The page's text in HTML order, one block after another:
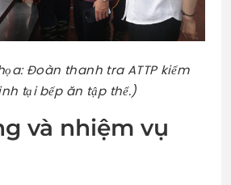
Đoàn thanh tra ATTP kiểm
tại bếp ăn tập thể.)
và nhiệm vụ